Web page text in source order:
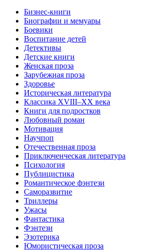
Бизнес-книги
Биографии и мемуары
Боевики
Воспитание детей
Детективы
Детские книги
Женская проза
Зарубежная проза
Здоровье
Историческая литература
Классика XVIII–XX века
Книги для подростков
Любовный роман
Мотивация
Научпоп
Отечественная проза
Приключенческая литература
Психология
Публицистика
Романтическое фэнтези
Саморазвитие
Триллеры
Ужасы
Фантастика
Фэнтези
Эзотерика
Юмористическая проза